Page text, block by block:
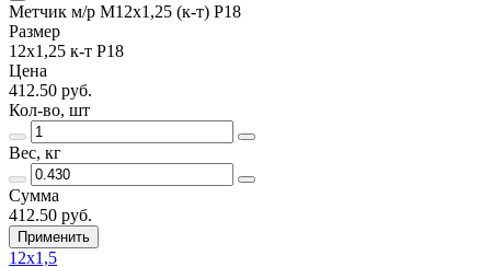
Метчик м/р М12х1,25 (к-т) Р18
Размер
12х1,25 к-т Р18
Цена
412.50 руб.
Кол-во, шт
Вес, кг
Сумма
412.50 руб.
Применить
12х1,5